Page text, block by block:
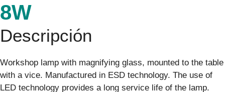
8W
Descripción
Workshop lamp with magnifying glass, mounted to the table
with a vice. Manufactured in ESD technology. The use of
LED technology provides a long service life of the lamp.